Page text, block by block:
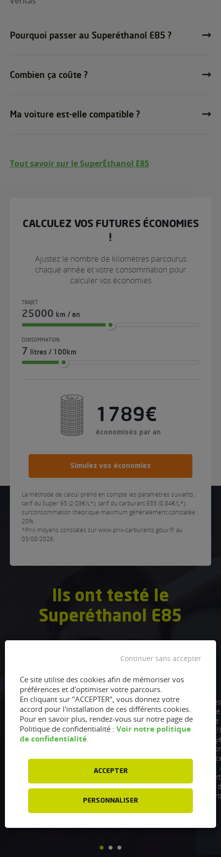
Pourquoi passer au Superéthanol E85 ?
Combien ça coûte ?
Ma voiture est-elle compatible ?
Tout savoir sur le SuperÉthanol E85
CALCULEZ VOS FUTURES ÉCONOMIES
!
Ajustez le nombre de kilomètres parcourus
chaque année et votre consommation pour
calculer vos économies
TRAJET
25000 km / an
CONSOMMATION
7 litres / 100km
1789€
économisés par an
Simulez vos économies
La méthode de calcul prend en compte les paramètres suivants :
tarif du Super 95 (2.03€/L*), tarif du carburant E85 (0.84€/L*),
surconsommation théorique maximum généralement constatée :
20%.
*Prix moyens constatés sur www.prix-carburants.gouv.fr au
03/08/2026.
Ils ont testé le
Superéthanol E85
Pose boitier flex fuel sur mon Dacia
Dokker par Speedy depuis 7 mois aucun
problème aucun changement de
comportement du moteur. Économies
réelles à la pompe. Le boitier est discret
facile sur le site du gouvernement. Je
suis vraiment satisfait et je ne regrette
Dacia Dokker /Paul
de
Ce site utilise des cookies afin de mémoriser vos
préférences et d'optimiser votre parcours.
En cliquant sur "ACCEPTER", vous donnez votre
accord pour l'installation de ces différents cookies.
Pour en savoir plus, rendez-vous sur notre page de
Politique de confidentialité : Voir notre politique
de confidentialité.
ACCEPTER
PERSONNALISER
Continuer sans accepter